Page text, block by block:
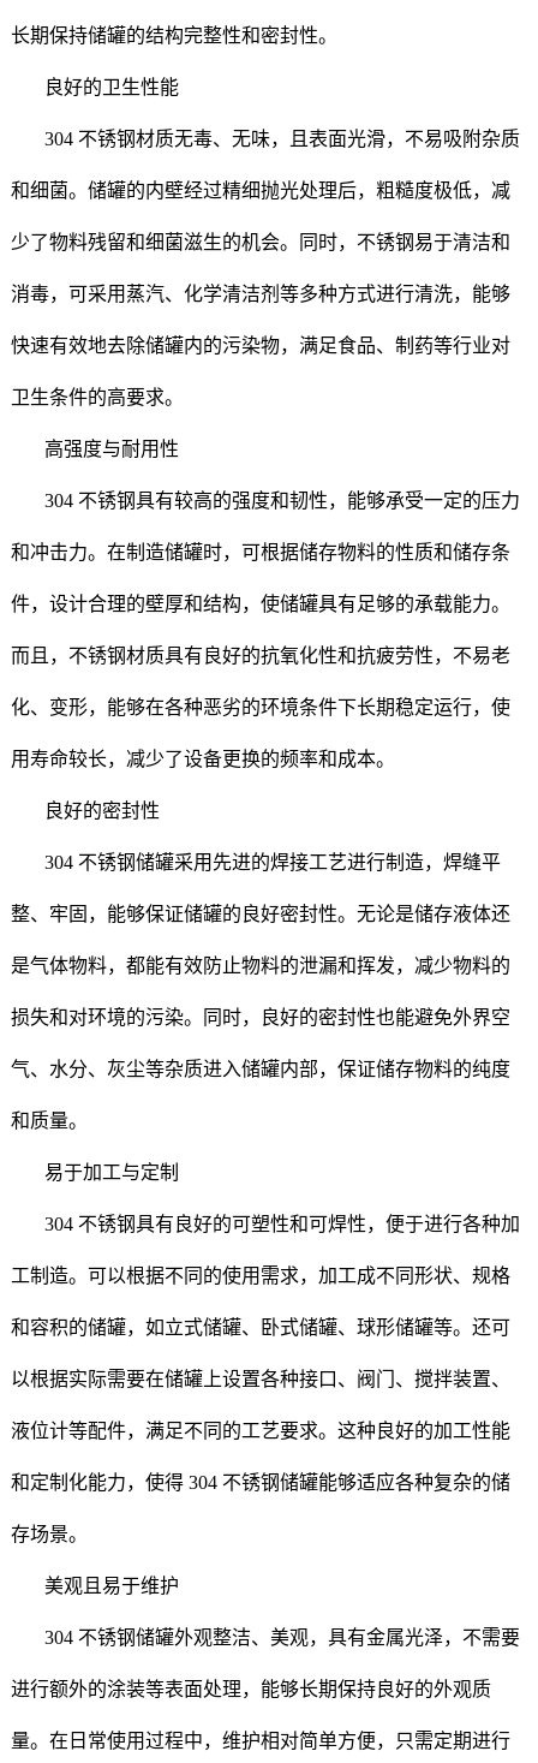
长期保持储罐的结构完整性和密封性。
良好的卫生性能
304 不锈钢材质无毒、无味，且表面光滑，不易吸附杂质
和细菌。储罐的内壁经过精细抛光处理后，粗糙度极低，减
少了物料残留和细菌滋生的机会。同时，不锈钢易于清洁和
消毒，可采用蒸汽、化学清洁剂等多种方式进行清洗，能够
快速有效地去除储罐内的污染物，满足食品、制药等行业对
卫生条件的高要求。
高强度与耐用性
304 不锈钢具有较高的强度和韧性，能够承受一定的压力
和冲击力。在制造储罐时，可根据储存物料的性质和储存条
件，设计合理的壁厚和结构，使储罐具有足够的承载能力。
而且，不锈钢材质具有良好的抗氧化性和抗疲劳性，不易老
化、变形，能够在各种恶劣的环境条件下长期稳定运行，使
用寿命较长，减少了设备更换的频率和成本。
良好的密封性
304 不锈钢储罐采用先进的焊接工艺进行制造，焊缝平
整、牢固，能够保证储罐的良好密封性。无论是储存液体还
是气体物料，都能有效防止物料的泄漏和挥发，减少物料的
损失和对环境的污染。同时，良好的密封性也能避免外界空
气、水分、灰尘等杂质进入储罐内部，保证储存物料的纯度
和质量。
易于加工与定制
304 不锈钢具有良好的可塑性和可焊性，便于进行各种加
工制造。可以根据不同的使用需求，加工成不同形状、规格
和容积的储罐，如立式储罐、卧式储罐、球形储罐等。还可
以根据实际需要在储罐上设置各种接口、阀门、搅拌装置、
液位计等配件，满足不同的工艺要求。这种良好的加工性能
和定制化能力，使得 304 不锈钢储罐能够适应各种复杂的储
存场景。
美观且易于维护
304 不锈钢储罐外观整洁、美观，具有金属光泽，不需要
进行额外的涂装等表面处理，能够长期保持良好的外观质
量。在日常使用过程中，维护相对简单方便，只需定期进行